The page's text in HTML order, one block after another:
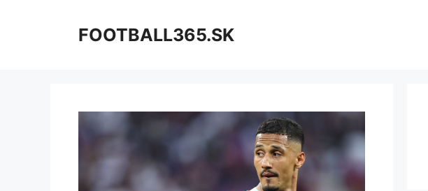
FOOTBALL365.SK